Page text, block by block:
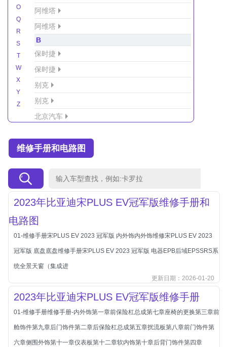
O
Q
R
S
T
W
X
Y
Z
阿维塔
阿维塔
B
保时捷
保时捷
别克
别克
北京汽车
北京越野车
北汽制造
北汽新能源
奔腾
奔驰
维修手册和电路图
2023年比亚迪宋PLUS EV冠军版维修手册和
电路图
01-维修手册宋PLUS EV 2023 冠军版 内外饰内外饰维修宋PLUS EV 2023
冠军版 底盘底盘维修手册宋PLUS EV 2023 冠军版 电器EPB后域EPSSRS系
统全景天窗（集成进
更新日期：2026-01-20
2023年比亚迪宋PLUS EV冠军版维修手册
01-维修手册维修手册-内外饰第一章前保险杠总成第七章座椅的更换第三章前
舱饰件第九章后门饰件第二章后保险杠总成第五章扰流板第八章前门饰件第
六章侧围外饰第十一章仪表板第十二章软内饰第十章后背门饰件第四章